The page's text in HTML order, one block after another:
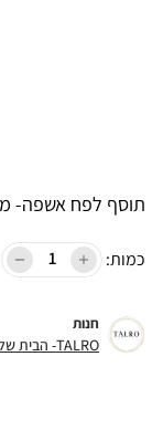
תוסף לפח אשפה-
כמות:
חנות
TALRO- הבית של הפחים